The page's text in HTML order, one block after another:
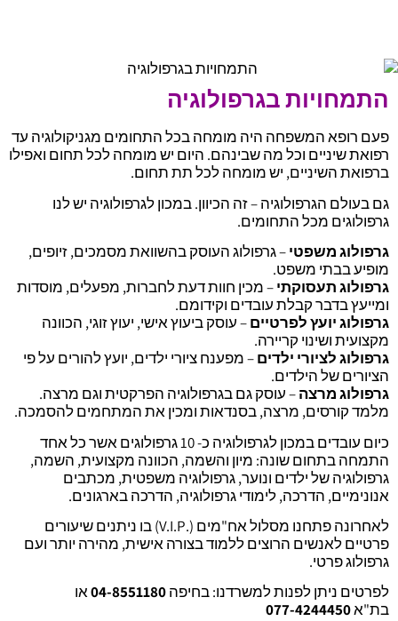
התמחויות בגרפולוגיה
פעם רופא המשפחה היה מומחה בכל התחומים מגניקולוגיה עד
רפואת שיניים וכל מה שבינהם. היום יש מומחה לכל תחום ואפילו
ברפואת השיניים, יש מומחה לכל תת תחום.
גם בעולם הגרפולוגיה – זה הכיוון. במכון לגרפולוגיה יש לנו
גרפולוגים מכל התחומים.
גרפולוג משפטי– גרפולוג העוסק בהשוואת מסמכים, זיופים,
מופיע בבתי משפט.
גרפולוג תעסוקתי– מכין חוות דעת לחברות, מפעלים, מוסדות
ומייעץ בדבר קבלת עובדים וקידומם.
גרפולוג יועץ לפרטיים– עוסק ביעוץ אישי, יעוץ זוגי, הכוונה
מקצועית ושינוי קריירה.
גרפולוג לציורי ילדים– מפענח ציורי ילדים, יועץ להורים על פי
הציורים של הילדים.
גרפולוג מרצה– עוסק גם בגרפולוגיה הפרקטית וגם מרצה.
מלמד קורסים, מרצה, בסנדאות ומכין את המתחמים להסמכה.
כיום עובדים במכון לגרפולוגיה כ- 10 גרפולוגים אשר כל אחד
התמחה בתחום שונה: מיון והשמה, הכוונה מקצועית, השמה,
גרפולוגיה של ילדים ונוער, גרפולוגיה משפטית, מכתבים
אנונימיים, הדרכה, לימודי גרפולוגיה, הדרכה בארגונים.
לאחרונה פתחנו מסלול אח"מים (.V.I.P) בו ניתנים שיעורים
פרטיים לאנשים הרוצים ללמוד בצורה אישית, מהירה יותר ועם
גרפולוג פרטי.
לפרטים ניתן לפנות למשרדנו: בחיפה04-8551180או
בת"א077-4244450